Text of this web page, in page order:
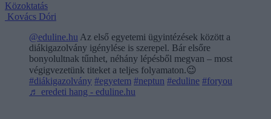
Közoktatás
Kovács Dóri
@eduline.hu Az első egyetemi ügyintézések között a
diákigazolvány igénylése is szerepel. Bár elsőre
bonyolultnak tűnhet, néhány lépésből megvan – most
végigvezetünk titeket a teljes folyamaton.😉
#diákigazolvány #egyetem #neptun #eduline #foryou
♬ eredeti hang - eduline.hu